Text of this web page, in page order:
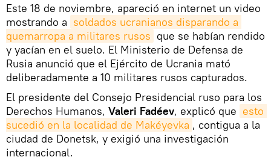
Este 18 de noviembre, apareció en internet un video
mostrando a soldados ucranianos disparando a
quemarropa a militares rusos que se habían rendido
y yacían en el suelo. El Ministerio de Defensa de
Rusia anunció que el Ejército de Ucrania mató
deliberadamente a 10 militares rusos capturados.
El presidente del Consejo Presidencial ruso para los
Derechos Humanos, Valeri Fadéev, explicó que esto
sucedió en la localidad de Makéyevka , contigua a la
ciudad de Donetsk, y exigió una investigación
internacional.